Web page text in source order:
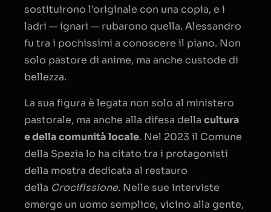
sostituirono l’originale con una copia, e i
ladri — ignari — rubarono quella. Alessandro
fu tra i pochissimi a conoscere il piano. Non
solo pastore di anime, ma anche custode di
bellezza.
La sua figura è legata non solo al ministero
pastorale, ma anche alla difesa della cultura
e della comunità locale. Nel 2023 il Comune
della Spezia lo ha citato tra i protagonisti
della mostra dedicata al restauro
della Crocifissione. Nelle sue interviste
emerge un uomo semplice, vicino alla gente,